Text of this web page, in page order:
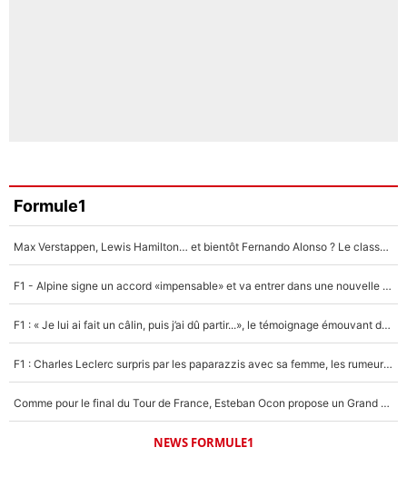
Formule1
Max Verstappen, Lewis Hamilton… et bientôt Fernando Alonso ? Le classement des pilotes les mieux payés en Formule 1 risque de changer !
F1 - Alpine signe un accord «impensable» et va entrer dans une nouvelle dimension : Grande nouvelle pour Pierre Gasly !
F1 : « Je lui ai fait un câlin, puis j’ai dû partir...», le témoignage émouvant de Max Verstappen sur sa fille
F1 : Charles Leclerc surpris par les paparazzis avec sa femme, les rumeurs étaient vraies !
Comme pour le final du Tour de France, Esteban Ocon propose un Grand Prix de Formule 1 à Paris : «Autour de l’Arc de Triomphe, ce serait génial» !
NEWS FORMULE1